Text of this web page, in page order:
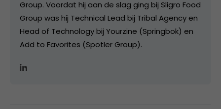
Group. Voordat hij aan de slag ging bij Sligro Food
Group was hij Technical Lead bij Tribal Agency en
Head of Technology bij Yourzine (Springbok) en
Add to Favorites (Spotler Group).